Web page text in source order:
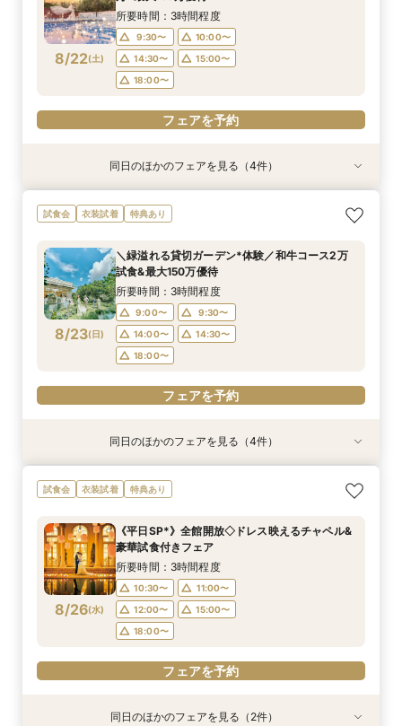
8/21(金)
12:00〜
15:00〜
18:00〜
フェアを予約
8/21(金)
12:00〜
15:00〜
18:00〜
フェアを予約
8/21(金)
15:00〜
16:00〜
フェアを予約
8/22(土)
所要時間：3時間程度
9:30〜
10:00〜
14:30〜
15:00〜
18:00〜
フェアを予約
特典あり 動画あり
8/22(土)
【マイナビBIG限定フェア】《初見学におすすめ
◎》イメージが膨らむ*花嫁ALL体験&絶品試食
9:30〜
10:00〜
14:30〜
15:00〜
18:00〜
フェアを予約
特典あり
8/22(土)
【料理重視の方へ◎】和牛&オマール試食*料理
特典付*2.5h相談会
9:30〜
10:00〜
14:30〜
15:00〜
フェアを予約
特典あり
8/22(土)
ご予算重視の方へ◆シンプル婚＆パパママ婚◆お
見積徹底サポート
9:00〜
9:30〜
14:00〜
14:30〜
フェアを予約
特典あり
8/22(土)
【10～30名*少人数検討の方へ】貸切邸宅で叶え
るアットホームW×豪華試食
9:00〜
9:30〜
14:00〜
14:30〜
18:00〜
フェアを予約
同日のほかのフェアを見る（4件）
試食会 衣装試着 特典あり
8/23(日)
＼緑溢れる貸切ガーデン*体験／和牛コース2万
試食&最大150万優待
所要時間：3時間程度
9:00〜
9:30〜
14:00〜
14:30〜
18:00〜
フェアを予約
特典あり
8/23(日)
【初見学でも安心♪】会場見学ツアー×絶品試食×
見積り相談会
9:00〜
9:30〜
14:00〜
14:30〜
18:00〜
フェアを予約
特典あり
8/23(日)
ご予算重視の方へ◆シンプル婚＆パパママ婚◆お
見積徹底サポート
9:00〜
9:30〜
14:00〜
14:30〜
フェアを予約
特典あり
8/23(日)
【10～30名*少人数検討の方へ】貸切邸宅で叶え
るアットホームW×豪華試食
9:00〜
9:30〜
14:00〜
14:30〜
18:00〜
フェアを予約
特典あり
8/23(日)
【全館貸切◇ペット婚におすすめ】豪華試食×
ペット衣装付フェア
9:00〜
9:30〜
14:00〜
14:30〜
フェアを予約
同日のほかのフェアを見る（4件）
試食会 衣装試着 特典あり
8/26(水)
《平日SP*》全館開放◇ドレス映えるチャペル&
豪華試食付きフェア
所要時間：3時間程度
10:30〜
11:00〜
12:00〜
15:00〜
18:00〜
フェアを予約
衣装試着 特典あり
特典あり同日のほかのフェアを見る（2件）